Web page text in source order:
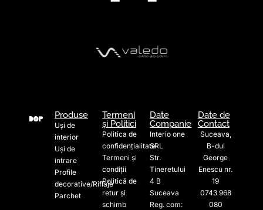
Produse
Uși de
interior
Uși de
intrare
Profile
decorative/Riflaje
Parchet
Termeni
și Politici
Politica de
confidențialitate
Termeni și
condiții
Politică de
retur și
schimb
Date
Companie
Interio one
SRL
Str.
Tineretului
4 B
Suceava
Reg. com:
Date de
Contact
Suceava,
B-dul
George
Enescu nr.
19
0743 968
080